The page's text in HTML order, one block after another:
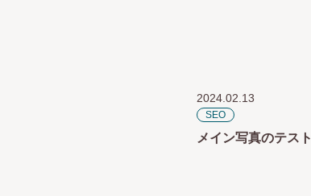
2024.02.13
SEO
メイン写真のテスト